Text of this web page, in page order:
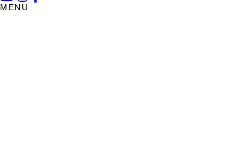
MENU